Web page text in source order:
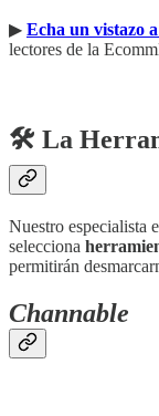
▶︎ Echa un vistazo
lectores de la
🛠️ La
Nuestro especialista
selecciona
permitirán
Channable